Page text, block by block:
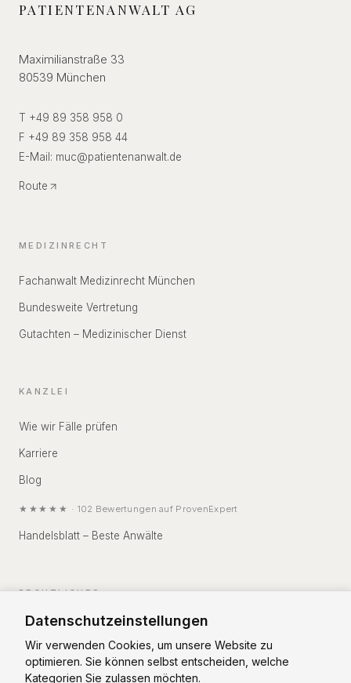
PATIENTENANWALT AG
Maximilianstraße 33
80539 München
T +49 89 358 958 0
F +49 89 358 958 44
E-Mail: muc@patientenanwalt.de
Route
MEDIZINRECHT
Fachanwalt Medizinrecht München
Bundesweite Vertretung
Gutachten – Medizinischer Dienst
KANZLEI
Wie wir Fälle prüfen
Karriere
Blog
★★★★★ · 102 Bewertungen auf ProvenExpert
Handelsblatt – Beste Anwälte
RECHTLICHES
Impressum
Datenschutz
Datenschutzeinstellungen
Wir verwenden Cookies, um unsere Website zu
optimieren. Sie können selbst entscheiden, welche
Kategorien Sie zulassen möchten.